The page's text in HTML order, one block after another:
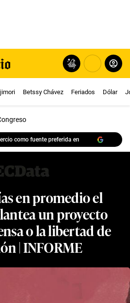
Betssy Chávez Feriados Dólar
como fuente preferida en
en promedio el
un proyecto
o la libertad de
| INFORME